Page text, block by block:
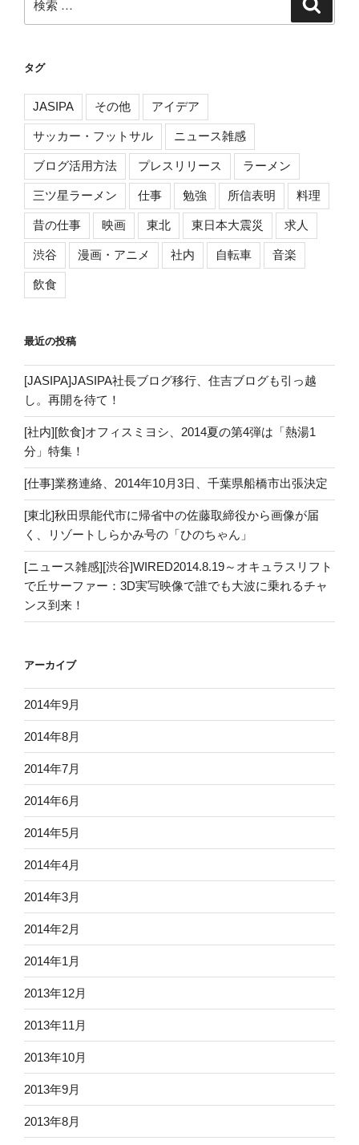
索:
タグ
JASIPA その他 アイデア
サッカー・フットサル ニュース雑感
ブログ活用方法 プレスリリース ラーメン
三ツ星ラーメン 仕事 勉強 所信表明 料理
昔の仕事 映画 東北 東日本大震災 求人
渋谷 漫画・アニメ 社内 自転車 音楽
飲食
最近の投稿
[JASIPA]JASIPA社長ブログ移行、住吉ブログも引っ越
し。再開を待て！
[社内][飲食]オフィスミヨシ、2014夏の第4弾は「熱湯1
分」特集！
[仕事]業務連絡、2014年10月3日、千葉県船橋市出張決定
[東北]秋田県能代市に帰省中の佐藤取締役から画像が届
く、リゾートしらかみ号の「ひのちゃん」
[ニュース雑感][渋谷]WIRED2014.8.19～オキュラスリフト
で丘サーファー：3D実写映像で誰でも大波に乗れるチャ
ンス到来！
アーカイブ
2014年9月
2014年8月
2014年7月
2014年6月
2014年5月
2014年4月
2014年3月
2014年2月
2014年1月
2013年12月
2013年11月
2013年10月
2013年9月
2013年8月